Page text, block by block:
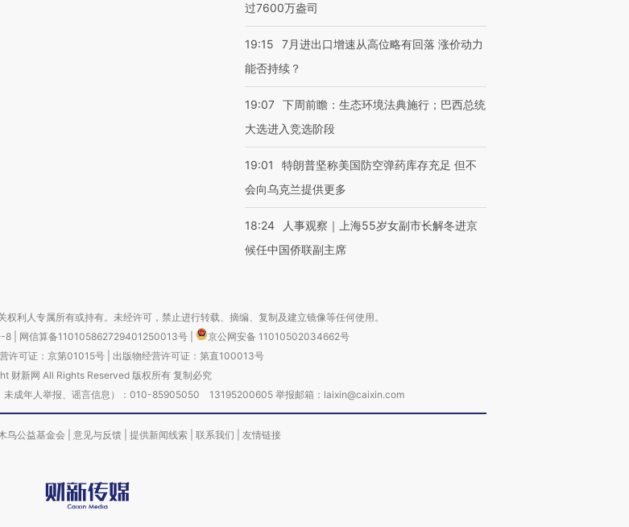
过7600万盎司
19:15
7月进出口增速从高位略有回落 涨价动力
能否持续？
19:07 下周前瞻：生态环境法典施行；巴西总统
大选进入竞选阶段
19:01
特朗普坚称美国防空弹药库存充足 但不
会向乌克兰提供更多
18:24
人事观察｜上海55岁女副市长解冬进京
候任中国侨联副主席
利人专属所有或持有。未经许可，禁止进行转载、摘编、复制及建立镜像等任何使用。
-8 网信算备110105862729401250013号
京公网安备 11010502034662号
许可证：京第01015号| 出版物经营许可证：第直100013号
财新网 All Rights Reserved 版权所有 复制必究
未成年人举报、谣言信息）：010-85905050 13195200605 举报邮箱：laixin@caixin.com
鸟公益基金会 意见与反馈 提供新闻线索 联系我们 友情链接